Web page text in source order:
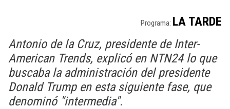
Programa: LA TARDE
Antonio de la Cruz, presidente de Inter-
American Trends, explicó en NTN24 lo que
buscaba la administración del presidente
Donald Trump en esta siguiente fase, que
denominó "intermedia".